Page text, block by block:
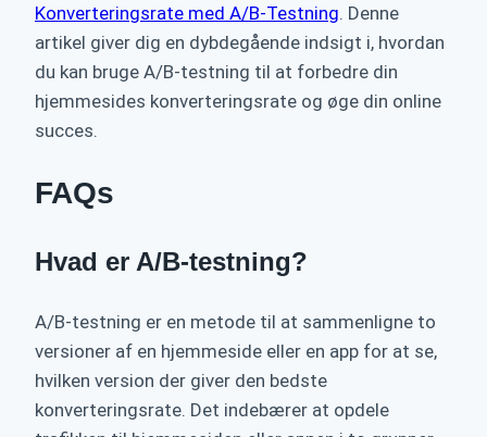
Konverteringsrate med A/B-Testning. Denne
artikel giver dig en dybdegående indsigt i, hvordan
du kan bruge A/B-testning til at forbedre din
hjemmesides konverteringsrate og øge din online
succes.
FAQs
Hvad er A/B-testning?
A/B-testning er en metode til at sammenligne to
versioner af en hjemmeside eller en app for at se,
hvilken version der giver den bedste
konverteringsrate. Det indebærer at opdele